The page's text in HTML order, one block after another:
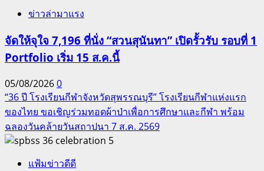
ข่าวล่ามาแรง
จัดให้จุใจ 7,196 ที่นั่ง “สวนสุนันทา” เปิดรั้วรับ รอบที่ 1
Portfolio เริ่ม 15 ส.ค.นี้
05/08/20260
“36 ปี โรงเรียนกีฬาจังหวัดสุพรรณบุรี” โรงเรียนกีฬาแห่งแรก
ของไทย ขอเชิญร่วมทอดผ้าป่าเพื่อการศึกษาและกีฬา พร้อม
ฉลองวันคล้ายวันสถาปนา 7 ส.ค. 2569
5
แฟ้มข่าวดีดี